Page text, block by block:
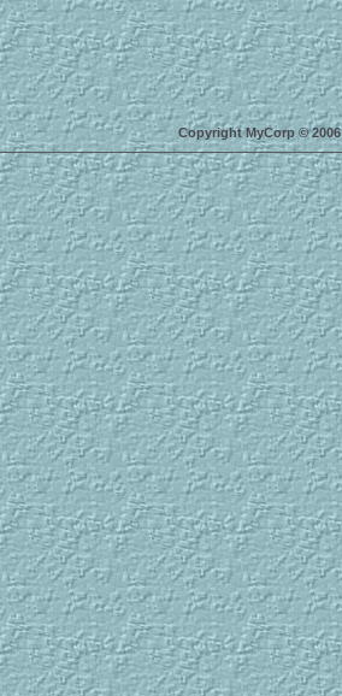
Copyright MyCorp © 2006